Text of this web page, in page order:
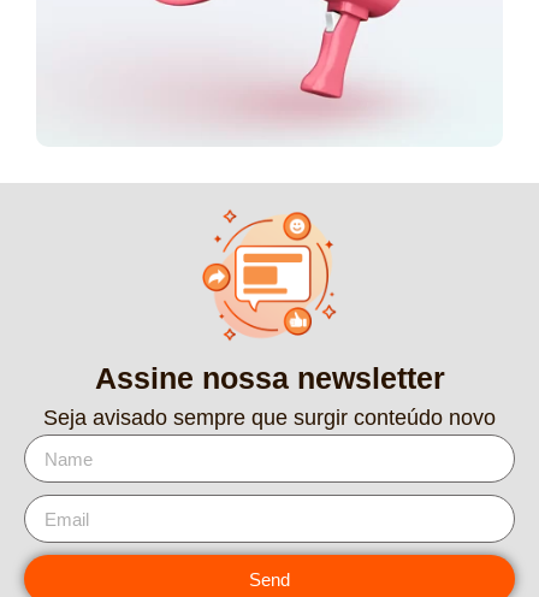
Assine nossa newsletter
Seja avisado sempre que surgir conteúdo novo
Send